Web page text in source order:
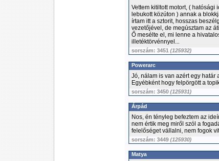
Vettem kitiltott motort, (
lebukott közúton ) annak a
írtam itt a sztorit, hosszas
vezetőjével, de megúsztam az
Ő mesélte el, mi lenne a
illetéktörvénnyel...
sorszám: 3451 (125932)
Powerarc
Jó, nálam is van azért egy határ
Egyébként hogy felpörgött a
sorszám: 3450 (125931)
Árpád
Nos, én tényleg befeztem az
nem értik meg miről szól a
felelőséget vállalni, nem fogok
sorszám: 3449 (125930)
Matya